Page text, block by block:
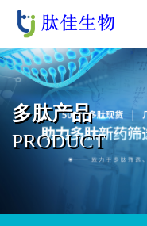
多肽产品
PRODUCT